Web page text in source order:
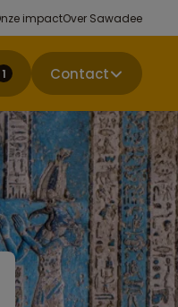
impactOver Sawadee
1 Contact